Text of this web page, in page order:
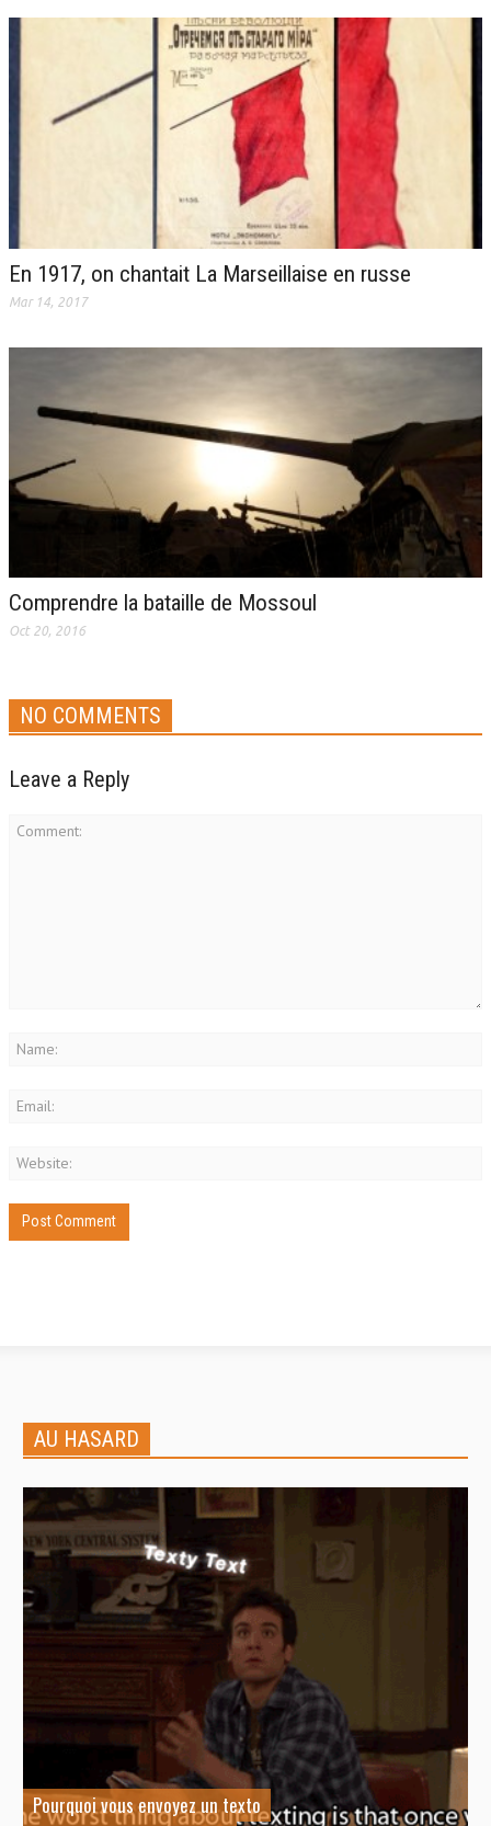
En 1917, on chantait La Marseillaise en russe
Mar 14, 2017
Comprendre la bataille de Mossoul
Oct 20, 2016
NO COMMENTS
Leave a Reply
AU HASARD
Pourquoi vous envoyez un texto